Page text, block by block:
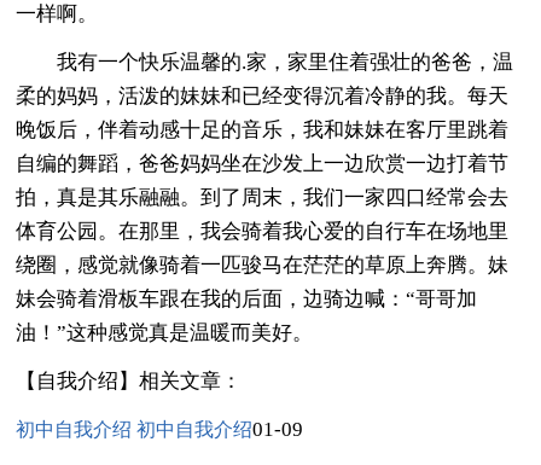
一样啊。
我有一个快乐温馨的.家，家里住着强壮的爸爸，温
柔的妈妈，活泼的妹妹和已经变得沉着冷静的我。每天
晚饭后，伴着动感十足的音乐，我和妹妹在客厅里跳着
自编的舞蹈，爸爸妈妈坐在沙发上一边欣赏一边打着节
拍，真是其乐融融。到了周末，我们一家四口经常会去
体育公园。在那里，我会骑着我心爱的自行车在场地里
绕圈，感觉就像骑着一匹骏马在茫茫的草原上奔腾。妹
妹会骑着滑板车跟在我的后面，边骑边喊：“哥哥加
油！”这种感觉真是温暖而美好。
【自我介绍】相关文章：
初中自我介绍 初中自我介绍01-09